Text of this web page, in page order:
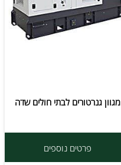
מגוון גנרטורים לבתי חולים שדה
פרטים נוספים